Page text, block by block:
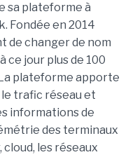
sa plateforme à
Fondée en 2014
de changer de nom
ce jour plus de 100
plateforme apporte
trafic réseau et
informations de
des terminaux
les réseaux